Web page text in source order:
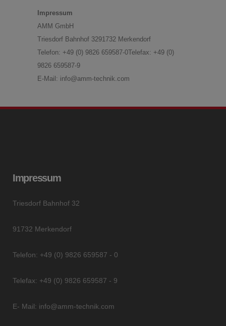
Impressum
AMM GmbH
Triesdorf Bahnhof 3291732 Merkendorf
Telefon: +49 (0) 9826 659587-0Telefax: +49 (0)
9826 659587-9
E-Mail: info@amm-technik.com
Impressum
Triesdorf Bahnhof 32
91732 Merkendorf
Telefon: +49 (0) 9826 659587 - 0
Telefax: +49 (0) 9826 659587 - 9
E- Mail: info@amm-technik.com